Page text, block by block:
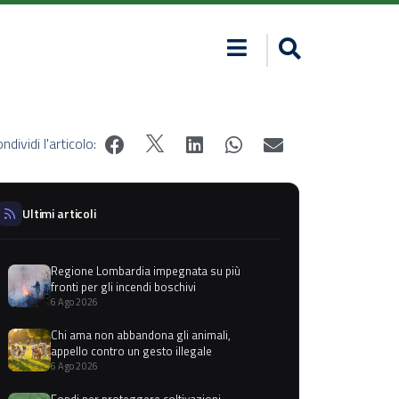
l'articolo:
Ultimi articoli
Regione Lombardia impegnata su più
fronti per gli incendi boschivi
6 Ago 2026
Chi ama non abbandona gli animali,
appello contro un gesto illegale
6 Ago 2026